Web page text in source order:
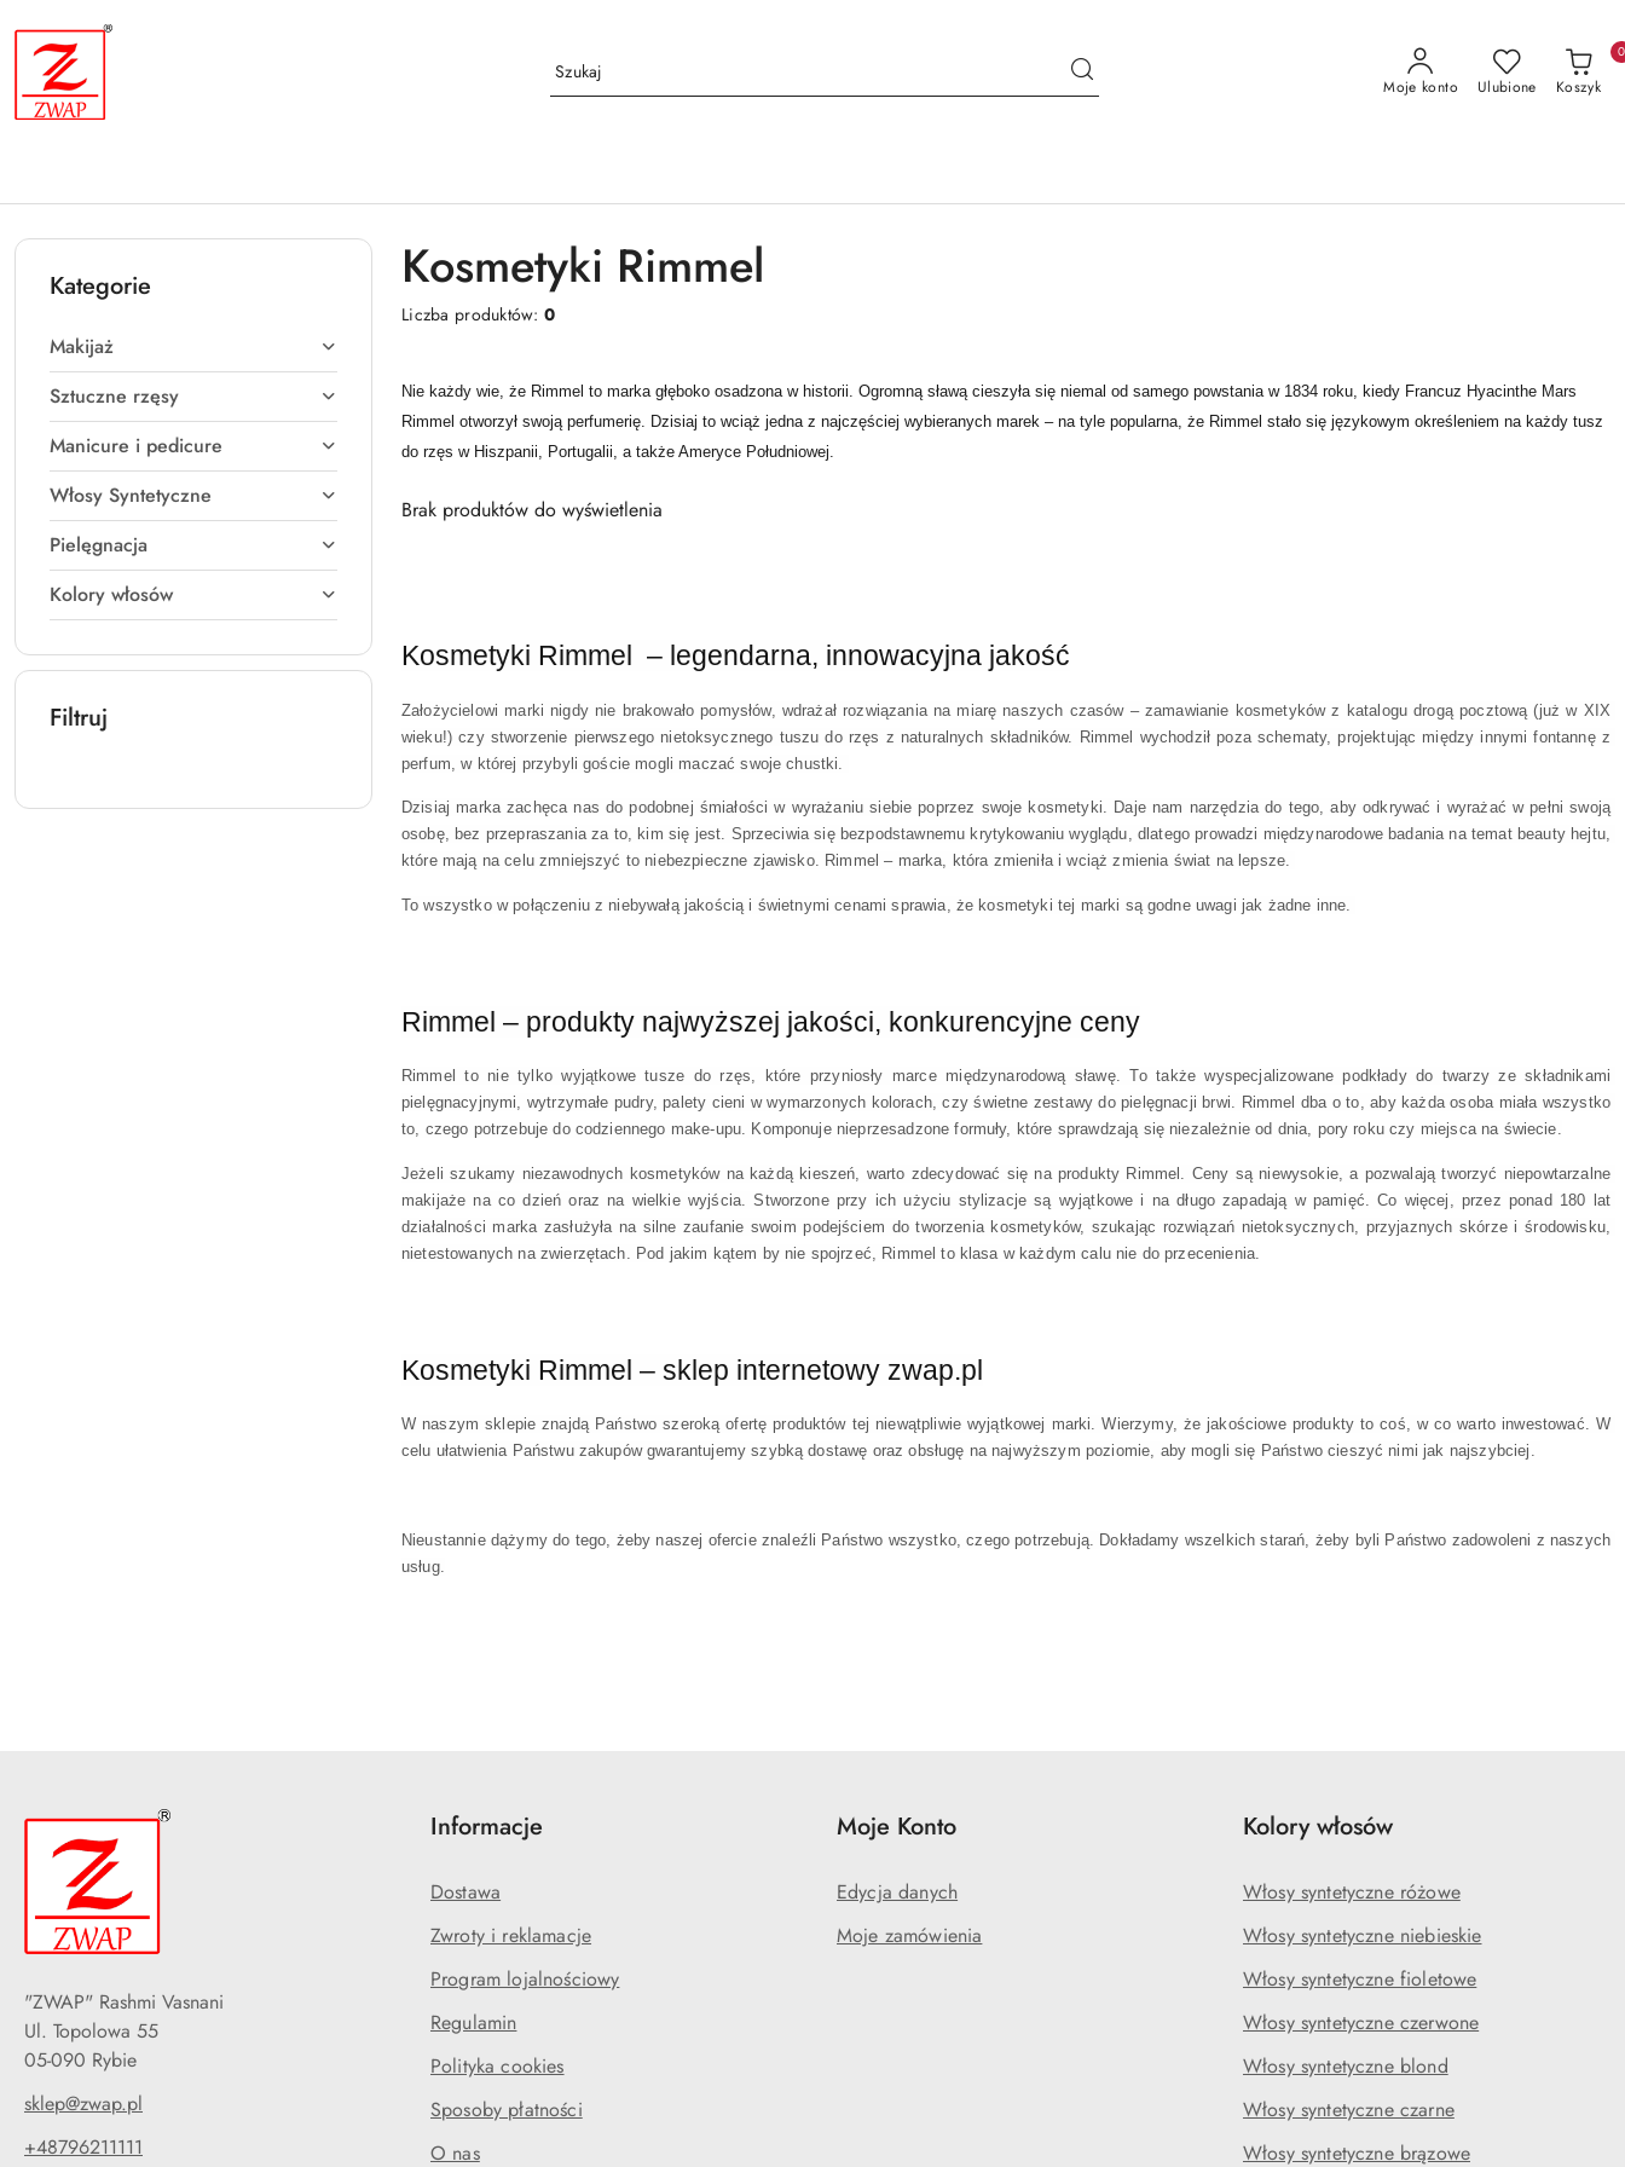
Przejdź do treści głównej
Przejdź do wyszukiwarki
Przejdź do moje konto
Przejdź do menu głównego
Przejdź do stopki
Moje konto Ulubione Koszyk
0
Kategorie
Makijaż
Sztuczne rzęsy
Manicure i pedicure
Włosy Syntetyczne
Pielęgnacja
Kolory włosów
Filtruj
Kosmetyki Rimmel
Liczba produktów:0
Nie każdy wie, że Rimmel to marka głęboko osadzona w historii. Ogromną sławą cieszyła się niemal od samego powstania w 1834 roku, kiedy Francuz Hyacinthe Mars
Rimmel otworzył swoją perfumerię. Dzisiaj to wciąż jedna z najczęściej wybieranych marek – na tyle popularna, że Rimmel stało się językowym określeniem na każdy tusz
do rzęs w Hiszpanii, Portugalii, a także Ameryce Południowej.
Brak produktów do wyświetlenia
Kosmetyki Rimmel  – legendarna, innowacyjna jakość
Założycielowi marki nigdy nie brakowało pomysłów, wdrażał rozwiązania na miarę naszych czasów – zamawianie kosmetyków z katalogu drogą pocztową (już w XIX
wieku!) czy stworzenie pierwszego nietoksycznego tuszu do rzęs z naturalnych składników. Rimmel wychodził poza schematy, projektując między innymi fontannę z
perfum, w której przybyli goście mogli maczać swoje chustki.
Dzisiaj marka zachęca nas do podobnej śmiałości w wyrażaniu siebie poprzez swoje kosmetyki. Daje nam narzędzia do tego, aby odkrywać i wyrażać w pełni swoją
osobę, bez przepraszania za to, kim się jest. Sprzeciwia się bezpodstawnemu krytykowaniu wyglądu, dlatego prowadzi międzynarodowe badania na temat beauty hejtu,
które mają na celu zmniejszyć to niebezpieczne zjawisko. Rimmel – marka, która zmieniła i wciąż zmienia świat na lepsze.
To wszystko w połączeniu z niebywałą jakością i świetnymi cenami sprawia, że kosmetyki tej marki są godne uwagi jak żadne inne.
Rimmel – produkty najwyższej jakości, konkurencyjne ceny
Rimmel to nie tylko wyjątkowe tusze do rzęs, które przyniosły marce międzynarodową sławę. To także wyspecjalizowane podkłady do twarzy ze składnikami
pielęgnacyjnymi, wytrzymałe pudry, palety cieni w wymarzonych kolorach, czy świetne zestawy do pielęgnacji brwi. Rimmel dba o to, aby każda osoba miała wszystko
to, czego potrzebuje do codziennego make-upu. Komponuje nieprzesadzone formuły, które sprawdzają się niezależnie od dnia, pory roku czy miejsca na świecie.
Jeżeli szukamy niezawodnych kosmetyków na każdą kieszeń, warto zdecydować się na produkty Rimmel. Ceny są niewysokie, a pozwalają tworzyć niepowtarzalne
makijaże na co dzień oraz na wielkie wyjścia. Stworzone przy ich użyciu stylizacje są wyjątkowe i na długo zapadają w pamięć. Co więcej, przez ponad 180 lat
działalności marka zasłużyła na silne zaufanie swoim podejściem do tworzenia kosmetyków, szukając rozwiązań nietoksycznych, przyjaznych skórze i środowisku,
nietestowanych na zwierzętach. Pod jakim kątem by nie spojrzeć, Rimmel to klasa w każdym calu nie do przecenienia.
Kosmetyki Rimmel – sklep internetowy zwap.pl
W naszym sklepie znajdą Państwo szeroką ofertę produktów tej niewątpliwie wyjątkowej marki. Wierzymy, że jakościowe produkty to coś, w co warto inwestować. W
celu ułatwienia Państwu zakupów gwarantujemy szybką dostawę oraz obsługę na najwyższym poziomie, aby mogli się Państwo cieszyć nimi jak najszybciej.
Nieustannie dążymy do tego, żeby naszej ofercie znaleźli Państwo wszystko, czego potrzebują. Dokładamy wszelkich starań, żeby byli Państwo zadowoleni z naszych
usług.
"ZWAP" Rashmi Vasnani
Ul. Topolowa 55
05-090 Rybie
sklep@zwap.pl
+48796211111
Informacje
Dostawa
Zwroty i reklamacje
Program lojalnościowy
Regulamin
Polityka cookies
Sposoby płatności
O nas
Moje Konto
Edycja danych
Moje zamówienia
Kolory włosów
Włosy syntetyczne różowe
Włosy syntetyczne niebieskie
Włosy syntetyczne fioletowe
Włosy syntetyczne czerwone
Włosy syntetyczne blond
Włosy syntetyczne czarne
Włosy syntetyczne brązowe